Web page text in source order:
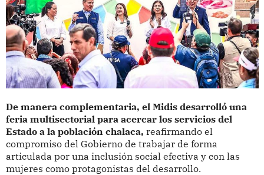
De manera complementaria, el Midis desarrolló una
feria multisectorial para acercar los servicios del
Estado a la población chalaca, reafirmando el
compromiso del Gobierno de trabajar de forma
articulada por una inclusión social efectiva y con las
mujeres como protagonistas del desarrollo.